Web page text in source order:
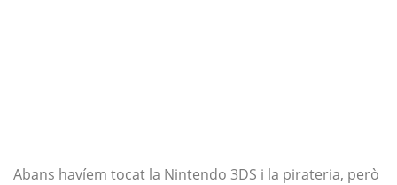
Abans havíem tocat la Nintendo 3DS i la pirateria, però